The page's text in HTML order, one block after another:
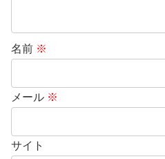
名前 ※
メール ※
サイト